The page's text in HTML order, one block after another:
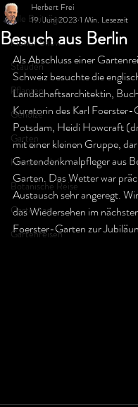
Alle Beiträge
Flower Show
Stauden
Pflanzen
Gehölze
Garten
Klimawandel
Botanische Reise
Gartentag
Gartenreisen
Besuch aus Berlin
Herbert Frei
19. Juni 2023 1 Min. Lesezeit
Als Abschluss einer
Schweiz besuchte die
Landschaftsarchitektin,
Kuratorin des Karl Foerster-
Potsdam, Heidi Howcraft
mit einer kleinen Gruppe,
Gartendenkmalpfleger aus
Garten. Das Wetter war
Austausch sehr angeregt.
das Wiedersehen im
Foerster-Garten zur